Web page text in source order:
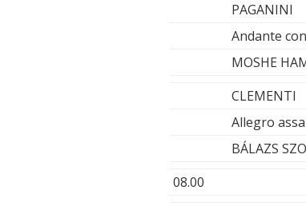
PAGANINI
Andante
MOSHE
CLEMENTI
Allegro
BÁLAZS
08.00